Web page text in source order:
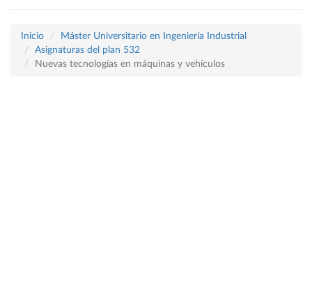
Inicio
Máster Universitario en Ingeniería Industrial
Asignaturas del plan 532
Nuevas tecnologías en máquinas y vehículos